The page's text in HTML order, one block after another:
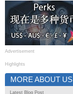
Advertisement
Highlights
MORE ABOUT US
Latest Blog Post